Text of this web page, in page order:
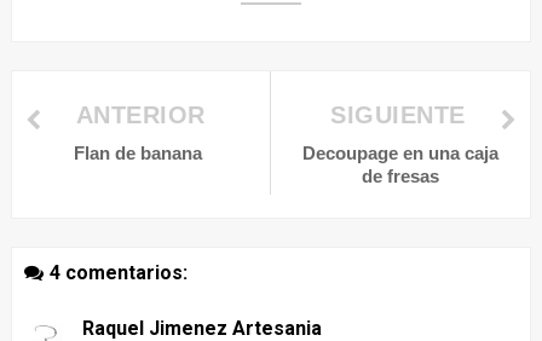
SIGUIENTE
Decoupage en una caja
de fresas
ANTERIOR
Flan de banana
4 comentarios:
Raquel Jimenez Artesania